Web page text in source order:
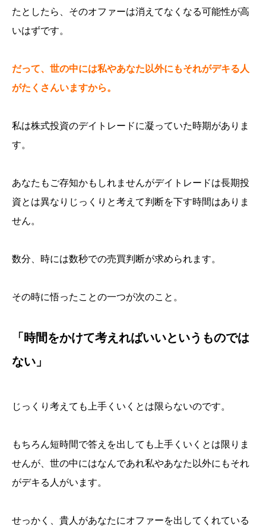
たとしたら、そのオファーは消えてなくなる可能性が高
いはずです。
だって、世の中には私やあなた以外にもそれがデキる人
がたくさんいますから。
私は株式投資のデイトレードに凝っていた時期がありま
す。
あなたもご存知かもしれませんがデイトレードは長期投
資とは異なりじっくりと考えて判断を下す時間はありま
せん。
数分、時には数秒での売買判断が求められます。
その時に悟ったことの一つが次のこと。
「時間をかけて考えればいいというものでは
ない」
じっくり考えても上手くいくとは限らないのです。
もちろん短時間で答えを出しても上手くいくとは限りま
せんが、世の中にはなんであれ私やあなた以外にもそれ
がデキる人がいます。
せっかく、貴人があなたにオファーを出してくれている